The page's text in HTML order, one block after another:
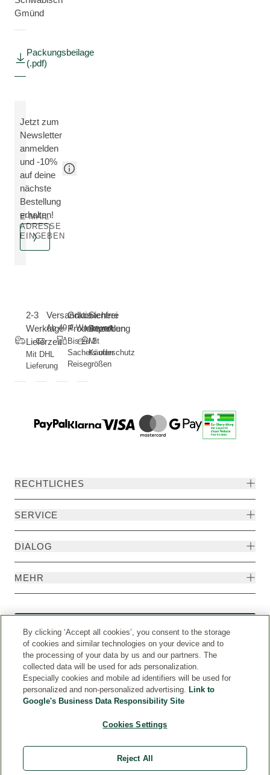
Gmünd
Packungsbeilage
(.pdf)
Jetzt zum
Newsletter
anmelden
und -10%
auf deine
nächste
Bestellung
erhalten!
E-MAIL
ADRESSE
EINGEBEN
2-3
Werktage
Lieferzeit
Mit DHL
Lieferung
Versandkostenfrei
Ab 49 € Warenwert
Gratis
Produktproben
Bis zu 2
Sachets oder
Reisegrößen
Sichere
Bezahlung
Mit
Käuferschutz
RECHTLICHES
SERVICE
DIALOG
MEHR
Widerruf
Weleda International
By clicking ‘Accept all cookies’, you consent to the storage
of cookies and similar technologies on your device and to
the processing of your data by us and our partners. The
collected data will be used for ads personalization.
Especially cookies and mobile ad identifiers will be used for
personalized and non-personalized advertising. Link to
Google's Business Data Responsibility Site
Cookies Settings
Reject All